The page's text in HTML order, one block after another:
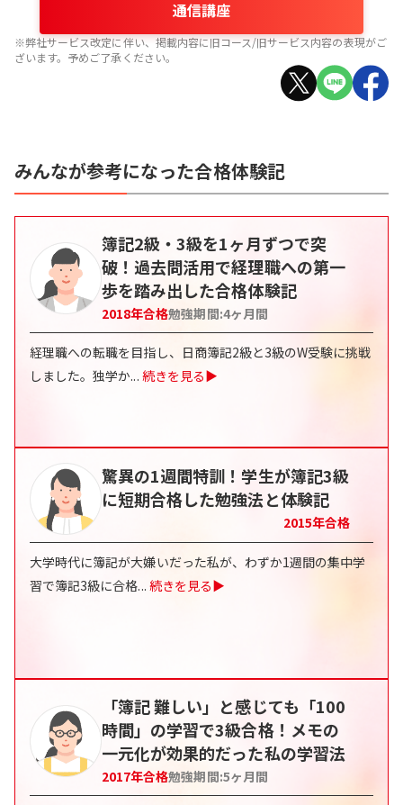
通信講座
※弊社サービス改定に伴い、掲載内容に旧コース/旧サービス内容の表現がご
ざいます。予めご了承ください。
みんなが参考になった合格体験記
簿記2級・3級を1ヶ月ずつで突
破！過去問活用で経理職への第一
歩を踏み出した合格体験記
2018年合格勉強期間:4ヶ月間
経理職への転職を目指し、日商簿記2級と3級のW受験に挑戦
しました。独学か... 続きを見る▶
驚異の1週間特訓！学生が簿記3級
に短期合格した勉強法と体験記
2015年合格
大学時代に簿記が大嫌いだった私が、わずか1週間の集中学
習で簿記3級に合格... 続きを見る▶
「簿記 難しい」と感じても「100
時間」の学習で3級合格！メモの
一元化が効果的だった私の学習法
2017年合格勉強期間:5ヶ月間